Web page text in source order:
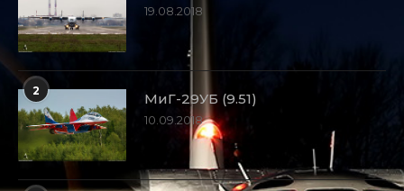
19.08.2018
2
МиГ-29УБ (9.51)
10.09.2018